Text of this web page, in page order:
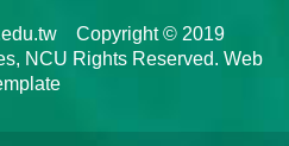
Copyright © 2019
NCU Rights Reserved. Web